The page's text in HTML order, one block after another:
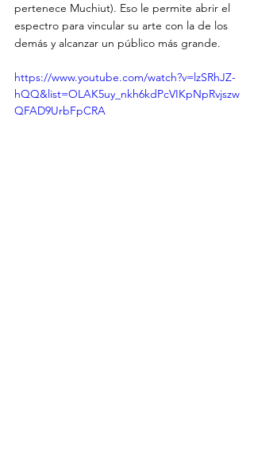
pertenece Muchiut). Eso le permite abrir el
espectro para vincular su arte con la de los
demás y alcanzar un público más grande.
https://www.youtube.com/watch?v=lzSRhJZ-
hQQ&list=OLAK5uy_nkh6kdPcVIKpNpRvjszw
QFAD9UrbFpCRA